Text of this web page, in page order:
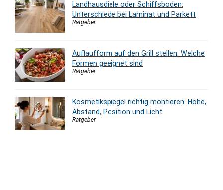
Landhausdiele oder Schiffsboden:
Unterschiede bei Laminat und Parkett
Ratgeber
Auflaufform auf den Grill stellen: Welche
Formen geeignet sind
Ratgeber
Kosmetikspiegel richtig montieren: Höhe,
Abstand, Position und Licht
Ratgeber